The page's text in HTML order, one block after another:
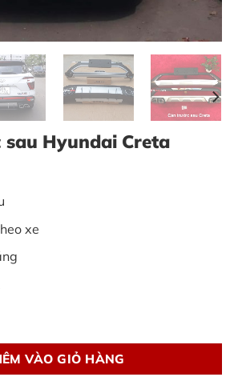
Hyundai Creta
xe
Creta số lượng
VÀO GIỎ HÀNG